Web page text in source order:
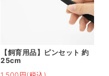
【飼育用品】ピンセット 約
25cm